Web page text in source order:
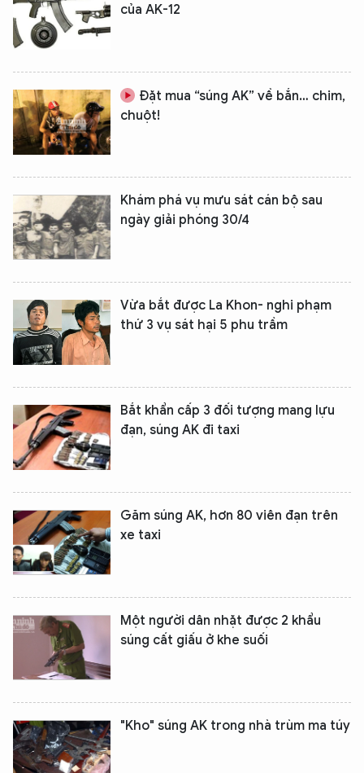
của AK-12
Đặt mua “súng AK” về bắn… chim,
chuột!
Khám phá vụ mưu sát cán bộ sau
ngày giải phóng 30/4
Vừa bắt được La Khon- nghi phạm
thứ 3 vụ sát hại 5 phu trầm
Bắt khẩn cấp 3 đối tượng mang lựu
đạn, súng AK đi taxi
Găm súng AK, hơn 80 viên đạn trên
xe taxi
Một người dân nhặt được 2 khẩu
súng cất giấu ở khe suối
"Kho" súng AK trong nhà trùm ma túy
XIN CHÀO,
TÔI LÀ CHATBOT CỦA
Hãy hỏi tôi bất kỳ điều gì bạn cần biết về
An Ninh Thủ Đô nhé. Tôi sẵn sàng hỗ trợ!